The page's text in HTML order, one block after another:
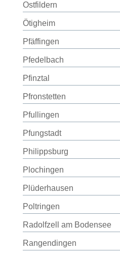
Ostfildern
Ötigheim
Pfäffingen
Pfedelbach
Pfinztal
Pfronstetten
Pfullingen
Pfungstadt
Philippsburg
Plochingen
Plüderhausen
Poltringen
Radolfzell am Bodensee
Rangendingen